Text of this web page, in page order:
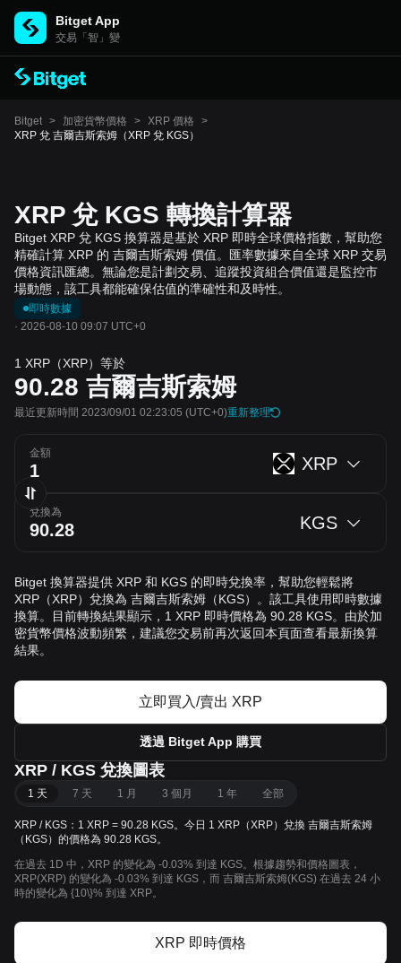
Bitget App
交易「智」變
Bitget > 加密貨幣價格 > XRP 價格
>
XRP 兌 吉爾吉斯索姆（XRP 兌 KGS）
XRP 兌 KGS 轉換計算器
Bitget XRP 兌 KGS 換算器是基於 XRP 即時全球價格指數，幫助您
精確計算 XRP 的 吉爾吉斯索姆 價值。匯率數據來自全球 XRP 交易
價格資訊匯總。無論您是計劃交易、追蹤投資組合價值還是監控市
場動態，該工具都能確保估值的準確性和及時性。
即時數據
· 2026-08-10 09:07 UTC+0
1 XRP（XRP）等於
90.28 吉爾吉斯索姆
最近更新時間 2023/09/01 02:23:05 (UTC+0)重新整理
金額
XRP
兌換為
KGS
Bitget 換算器提供 XRP 和 KGS 的即時兌換率，幫助您輕鬆將
XRP（XRP）兌換為 吉爾吉斯索姆（KGS）。該工具使用即時數據
換算。目前轉換結果顯示，1 XRP 即時價格為 90.28 KGS。由於加
密貨幣價格波動頻繁，建議您交易前再次返回本頁面查看最新換算
結果。
立即買入/賣出 XRP
透過 Bitget App 購買
XRP / KGS 兌換圖表
1 天 7 天 1 月 3 個月 1 年 全部
XRP / KGS：1 XRP = 90.28 KGS。今日 1 XRP（XRP）兌換 吉爾吉斯索姆
（KGS）的價格為 90.28 KGS。
在過去 1D 中，XRP 的變化為 -0.03% 到達 KGS。根據趨勢和價格圖表，
XRP(XRP) 的變化為 -0.03% 到達 KGS，而 吉爾吉斯索姆(KGS) 在過去 24 小
時的變化為 {10\}% 到達 XRP。
XRP 即時價格